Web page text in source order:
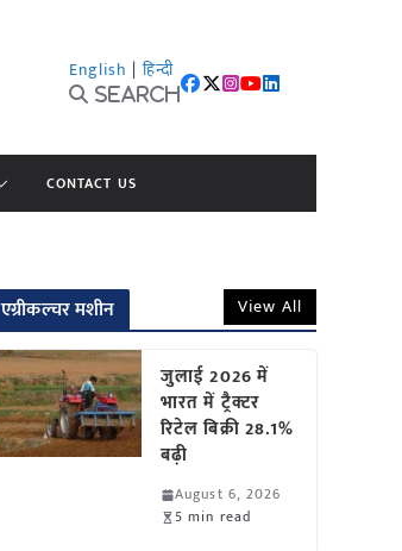
English | हिन्दी
Search
CONTACT US
एग्रीकल्चर मशीन View All
जुलाई 2026 में
भारत में ट्रैक्टर
रिटेल बिक्री 28.1%
बढ़ी
August 6, 2026
5 min read